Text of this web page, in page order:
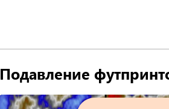
Подавление